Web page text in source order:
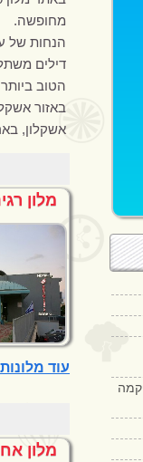
מחופשה.
הנחות של עד 40% מהמחיר, תוכלו למצוא דילים לאשקלון, באר שבע ברגע האחרון ואפילו
דילים
הטוב
אשקלון,
מלון
עוד מלונות 3 כוכבים באשקלון, באר שבע ...
מלון